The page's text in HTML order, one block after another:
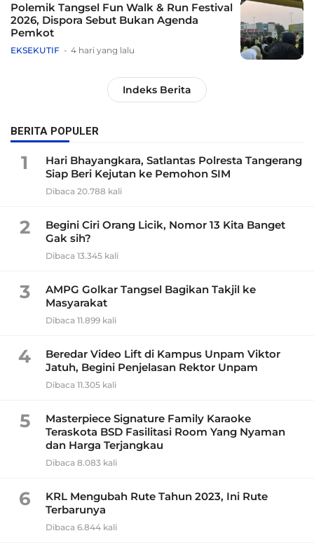
Polemik Tangsel Fun Walk & Run Festival
2026, Dispora Sebut Bukan Agenda
Pemkot
EKSEKUTIF 4 hari yang lalu
Indeks Berita
BERITA POPULER
1
Hari Bhayangkara, Satlantas Polresta Tangerang
Siap Beri Kejutan ke Pemohon SIM
Dibaca 20.788 kali
2
Begini Ciri Orang Licik, Nomor 13 Kita Banget
Gak sih?
Dibaca 13.345 kali
3
AMPG Golkar Tangsel Bagikan Takjil ke
Masyarakat
Dibaca 11.899 kali
4
Beredar Video Lift di Kampus Unpam Viktor
Jatuh, Begini Penjelasan Rektor Unpam
Dibaca 11.305 kali
5
Masterpiece Signature Family Karaoke
Teraskota BSD Fasilitasi Room Yang Nyaman
dan Harga Terjangkau
Dibaca 8.083 kali
6
KRL Mengubah Rute Tahun 2023, Ini Rute
Terbarunya
Dibaca 6.844 kali